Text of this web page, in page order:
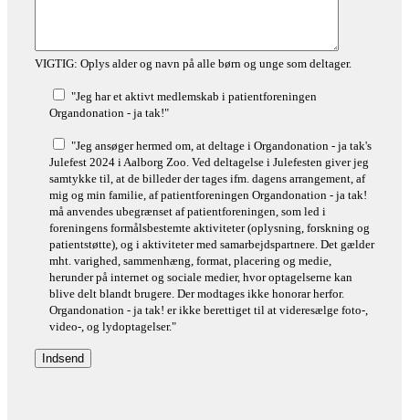
VIGTIG: Oplys alder og navn på alle børn og unge som deltager.
"Jeg har et aktivt medlemskab i patientforeningen
Organdonation - ja tak!"
"Jeg ansøger hermed om, at deltage i Organdonation - ja tak's
Julefest 2024 i Aalborg Zoo. Ved deltagelse i Julefesten giver jeg
samtykke til, at de billeder der tages ifm. dagens arrangement, af
mig og min familie, af patientforeningen Organdonation - ja tak!
må anvendes ubegrænset af patientforeningen, som led i
foreningens formålsbestemte aktiviteter (oplysning, forskning og
patientstøtte), og i aktiviteter med samarbejdspartnere. Det gælder
mht. varighed, sammenhæng, format, placering og medie,
herunder på internet og sociale medier, hvor optagelserne kan
blive delt blandt brugere. Der modtages ikke honorar herfor.
Organdonation - ja tak! er ikke berettiget til at videresælge foto-,
video-, og lydoptagelser."